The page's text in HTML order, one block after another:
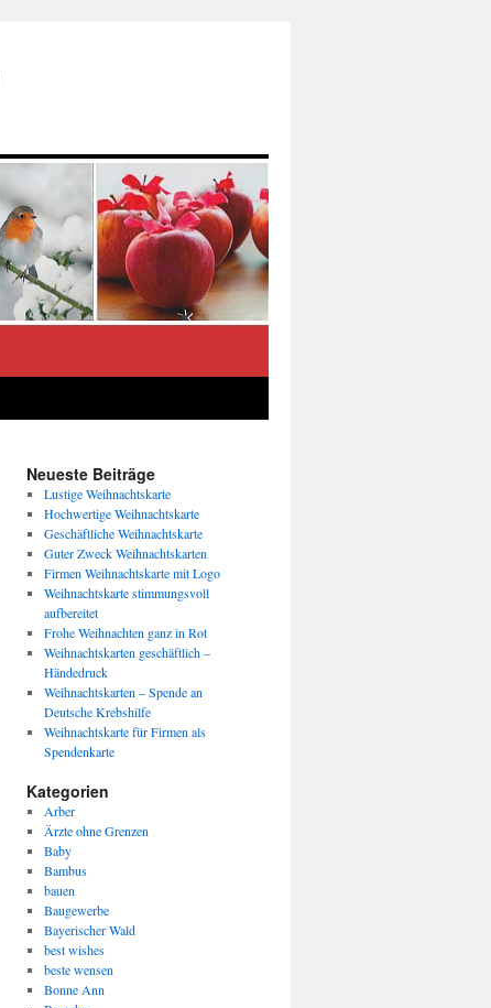
Neueste Beiträge
Lustige Weihnachtskarte
Hochwertige Weihnachtskarte
Geschäftliche Weihnachtskarte
Guter Zweck Weihnachtskarten
Firmen Weihnachtskarte mit Logo
Weihnachtskarte stimmungsvoll
aufbereitet
Frohe Weihnachten ganz in Rot
Weihnachtskarten geschäftlich –
Händedruck
Weihnachtskarten – Spende an
Deutsche Krebshilfe
Weihnachtskarte für Firmen als
Spendenkarte
Kategorien
Arber
Ärzte ohne Grenzen
Baby
Bambus
bauen
Baugewerbe
Bayerischer Wald
best wishes
beste wensen
Bonne Ann